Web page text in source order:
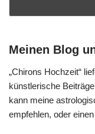
Meinen Blog
„Chirons Hochzeit“
künstlerische
kann meine
empfehlen, oder